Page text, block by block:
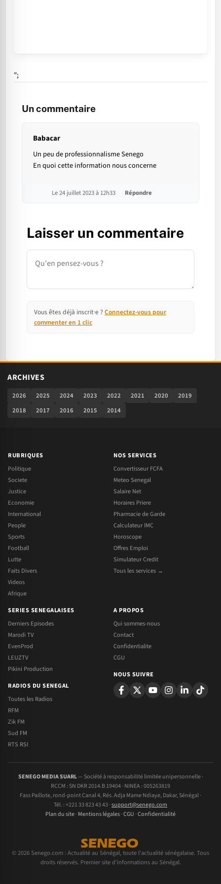
";
Un commentaire
Babacar
Un peu de professionnalisme Senego
En quoi cette information nous concerne
Le 24 juillet 2023 à 12h33 Répondre
Laisser un commentaire
Commentaire
Vous êtes déjà inscrit·e ? Connectez-vous pour
commenter en 1 clic
ARCHIVES
2026 2025 2024 2023 2022 2021 2020
2019
2018
2017 2016 2015 2014
RUBRIQUES
Politique
Societe
Justice
Economie
International
People
Sports
Football
Lutte
Faits Divers
Videos
Afrique
NOS SERVICES
Convertisseur FCFA
Meteo Senegal
Salaire Net
Horaires Priere
Pharmacie de Garde
Calculateur IMC
Horoscope
Offres Emploi
Simulateur Credit
Tous les services →
SERIES SENEGALAISES
Derniers Episodes
Marodi TV
EvenProd
LEUZTV
Pikini Production
RADIOS DU SENEGAL
Toutes les Radios
RFM
Zik FM
Sud FM
RTS RSI
A PROPOS
Qui sommes-nous
Contact
Confidentialite
CGU
NOUS SUIVRE
SENEGO MEDIA SUARL— Société à responsabilité limitée unipersonnelle ·
RCCM : SN DKR 2014.B 19404 · NINEA : 005263819
Fass Paillote, rond-point Canal 4, Rés. Adja Mame Ndiaye, Dakar, Sénégal ·
Tél. : +221 33 823 43 43 ·support@senego.com
Plan du site· Mentions légales·CGU ·Confidentialité
© 2026 Senego.com : Actualité au Sénégal, toute l'actualité sénégalaise. Tous
droits réservés. Premier site d'informations au Sénégal.